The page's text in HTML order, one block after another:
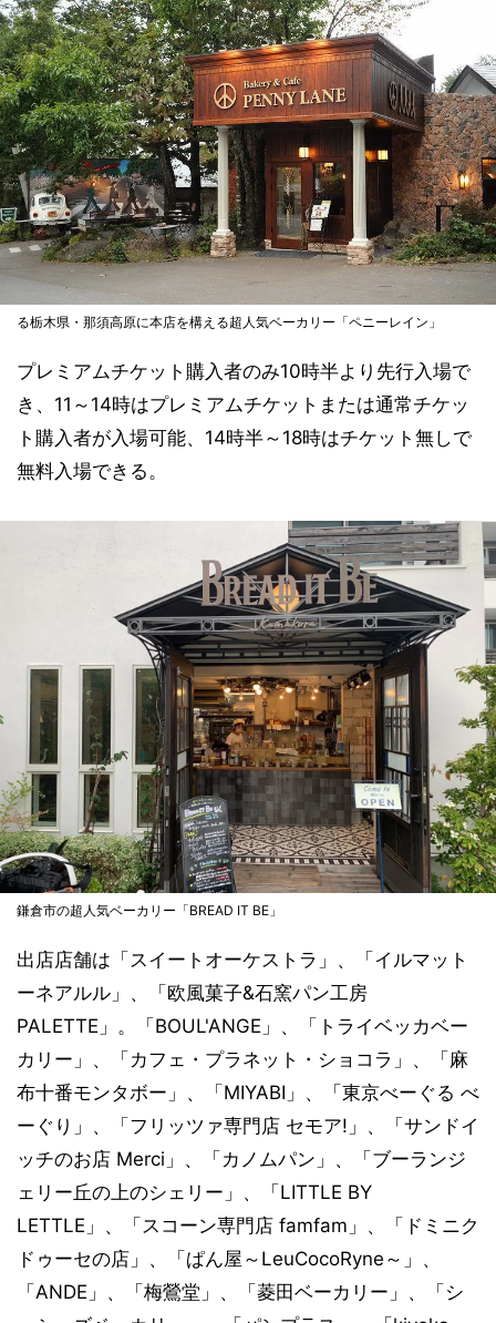
る栃木県・那須高原に本店を構える超人気ベーカリー「ペニーレイン」
プレミアムチケット購入者のみ10時半より先行入場で
き、11～14時はプレミアムチケットまたは通常チケッ
ト購入者が入場可能、14時半～18時はチケット無しで
無料入場できる。
鎌倉市の超人気ベーカリー「BREAD IT BE」
出店店舗は「スイートオーケストラ」、「イルマット
ーネアルル」、「欧風菓子&石窯パン工房
PALETTE」。「BOUL'ANGE」、「トライベッカベー
カリー」、「カフェ・プラネット・ショコラ」、「麻
布十番モンタボー」、「MIYABI」、「東京べーぐる べ
ーぐり」、「フリッツァ専門店 セモア!」、「サンドイ
ッチのお店 Merci」、「カノムパン」、「ブーランジ
ェリー丘の上のシェリー」、「LITTLE BY
LETTLE」、「スコーン専門店 famfam」、「ドミニク
ドゥーセの店」、「ぱん屋～LeuCocoRyne～」、
「ANDE」、「梅鶯堂」、「菱田ベーカリー」、「シ